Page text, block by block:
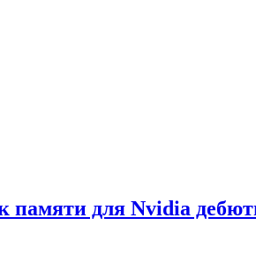
для Nvidia